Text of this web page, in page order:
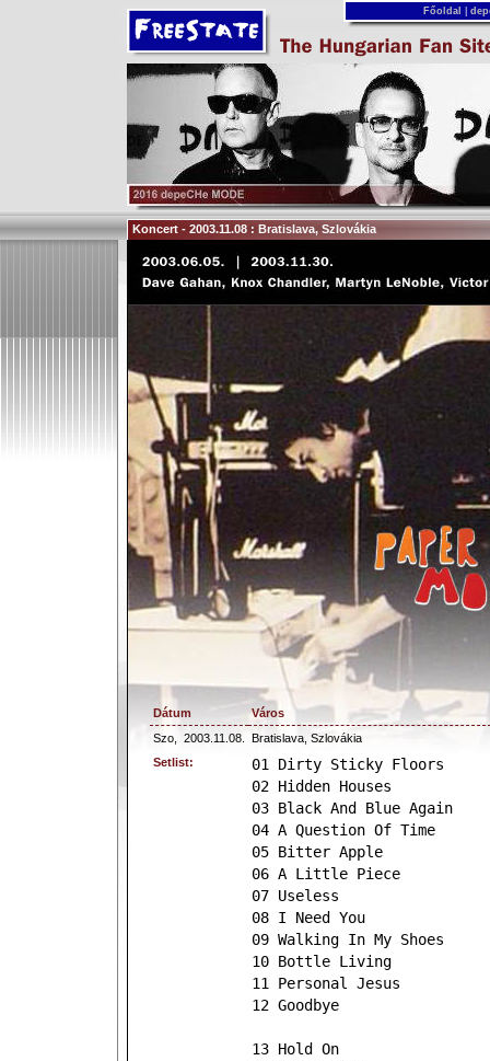
Főoldal
Koncert - 2003.11.08 : Bratislava, Szlovákia
Dátum
Város
Szo,
2003.11.08.
Bratislava, Szlovákia
Setlist:
01 Dirty Sticky Floors
02 Hidden Houses
03 Black And Blue Again
04 A Question Of Time
05 Bitter Apple
06 A Little Piece
07 Useless
08 I Need You
09 Walking In My Shoes
10 Bottle Living
11 Personal Jesus
12 Goodbye
13 Hold On